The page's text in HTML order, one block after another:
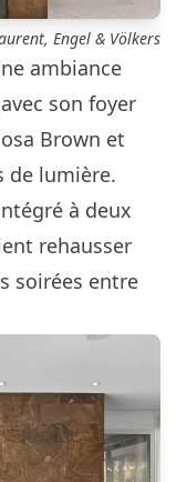
Engel & Völkers
ambiance
son foyer
Brown et
de lumière.
à deux
rehausser
soirées entre